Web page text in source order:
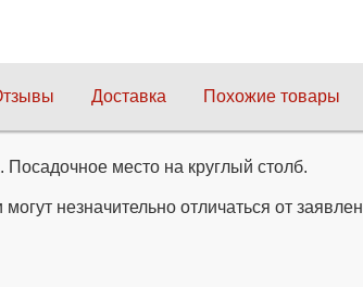
Доставка Похожие товары
место на круглый столб.
незначительно отличаться от